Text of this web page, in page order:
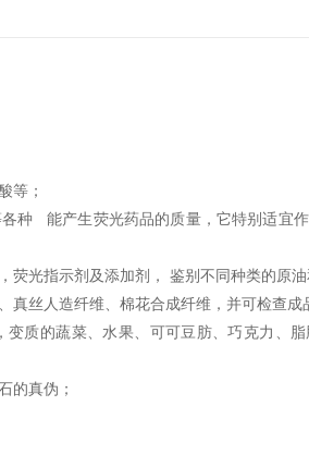
等；
种 能产生荧光药品的质量，它特别适宜
光指示剂及添加剂， 鉴别不同种类的原油
丝人造纤维、棉花合成纤维，并可检查成
质的蔬菜、水果、可可豆肪、巧克力、
的真伪；